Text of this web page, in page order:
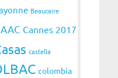
Beaucaire
Cannes 2017
castella
colombia